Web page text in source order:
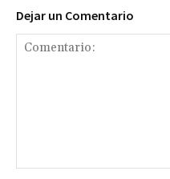
Dejar un Comentario